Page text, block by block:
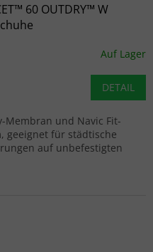
60 OUTDRY™ W
Auf Lager
DETAIL
Membran und Navic Fit-
geeignet für städtische
auf unbefestigten